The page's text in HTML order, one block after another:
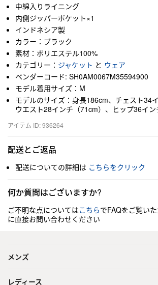
中綿入りライニング
内側ジッパーポケット×1
インドネシア製
カラー：ブラック
素材：ポリエステル100%
カテゴリー： ジャケット と ウェア
ベンダーコード: SH0AM0067M35594900
モデル着用サイズ：M
モデルのサイズ：身長186cm、チェスト34
ウエスト28インチ（71cm）、ヒップ36イン
アイテム ID: 936264
配送とご返品
配送についての詳細は こちらをクリック
何か質問はございますか?
ご不明な点についてはこちらでFAQをご覧い
に直接お問い合わせください
メンズ
レディース